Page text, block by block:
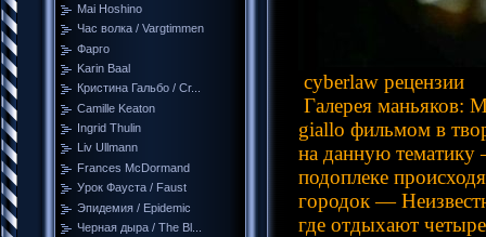
Mai Hoshino
Час волка / Vargtimmen
Фарго
Karin Baal
Кристина Гальбо / Cr...
Camille Keaton
Ingrid Thulin
Liv Ullmann
Frances McDormand
Урок Фауста / Faust
Эпидемия / Epidemic
Черная дыра / The Bl...
cyberlaw рецензии
Галерея маньяков:
giallo фильмом в
на данную тематику
подоплеке
городок —
где отдыхают